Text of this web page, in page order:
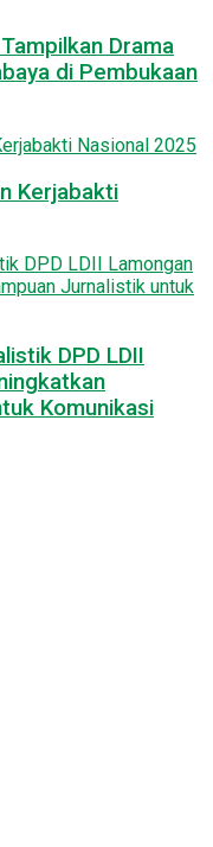
Drama
di Pembukaan
Kerjabakti
DPD LDII
Komunikasi